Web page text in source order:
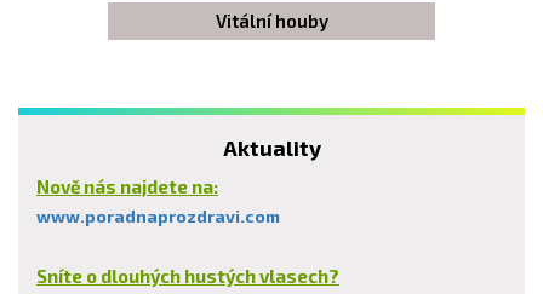
Vitální houby
Aktuality
Nově nás najdete na:
www.poradnaprozdravi.com
Sníte o dlouhých hustých vlasech?